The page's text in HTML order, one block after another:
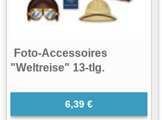
Foto-Accessoires
"Weltreise" 13-tlg.
6,39 €